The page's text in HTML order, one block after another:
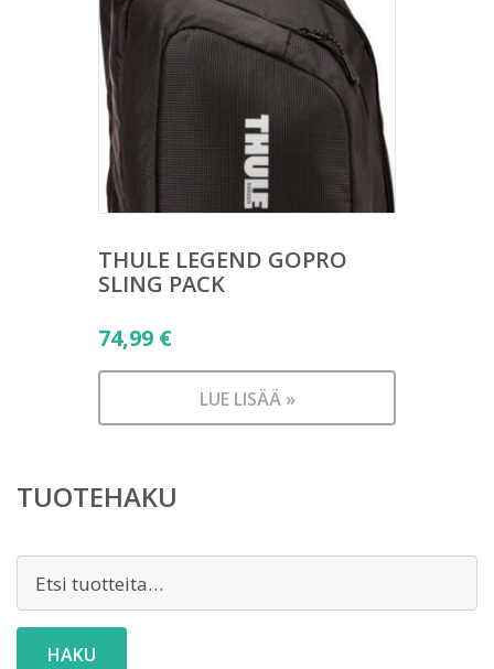
THULE LEGEND GOPRO
SLING PACK
74,99 €
LUE LISÄÄ »
TUOTEHAKU
HAKU